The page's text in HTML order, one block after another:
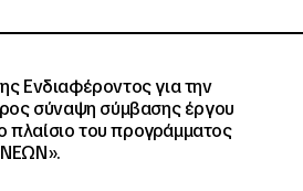
Ενδιαφέροντος για την
σύναψη σύμβασης έργου
πλαίσιο του προγράμματος